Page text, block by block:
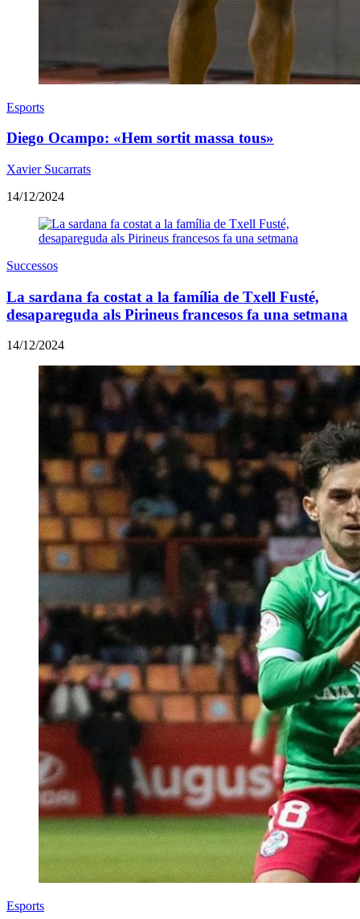
Esports
Diego Ocampo: «Hem sortit massa tous»
Xavier Sucarrats
14/12/2024
Successos
La sardana fa costat a la família de Txell Fusté,
desapareguda als Pirineus francesos fa una setmana
14/12/2024
Esports